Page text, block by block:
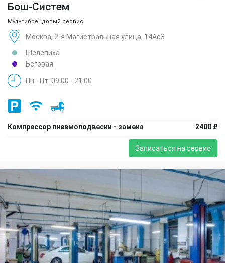
Бош-Систем
Мультибрендовый сервис
Москва, 2-я Магистральная улица, 14Ас3
Шелепиха
Беговая
Пн - Пт: 09:00 - 21:00
Компрессор пневмоподвески - замена 2400 ₽
Записаться на сервис